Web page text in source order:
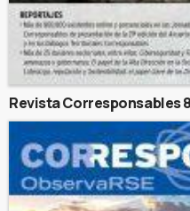
Revista Corresponsables